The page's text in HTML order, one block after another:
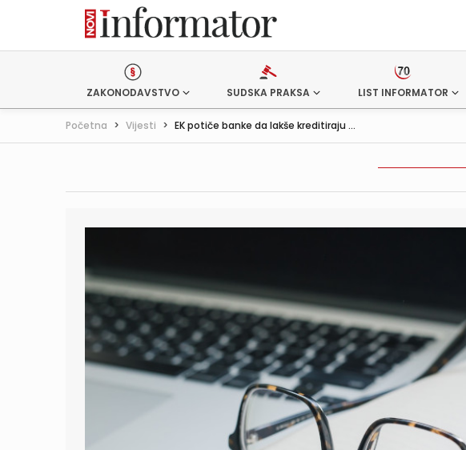
ZAKONODAVSTVO SUDSKA PRAKSA LIST INFORMATOR
Početna > Vijesti > EK potiče banke da lakše kreditiraju ...